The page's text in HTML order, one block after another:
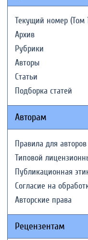
Текущий номер (Том
Архив
Рубрики
Авторы
Статьи
Подборка статей
Авторам
Правила для авторов
Типовой
Публикационная
Согласие на
Авторские права
Рецензентам